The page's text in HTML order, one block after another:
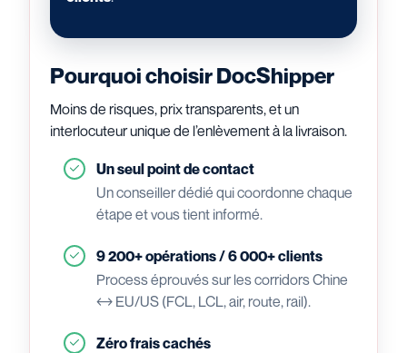
Pourquoi choisir DocShipper
Moins de risques, prix transparents, et un
interlocuteur unique de l’enlèvement à la livraison.
Un seul point de contact
Un conseiller dédié qui coordonne chaque
étape et vous tient informé.
9 200+ opérations / 6 000+ clients
Process éprouvés sur les corridors Chine
↔ EU/US (FCL, LCL, air, route, rail).
Zéro frais cachés